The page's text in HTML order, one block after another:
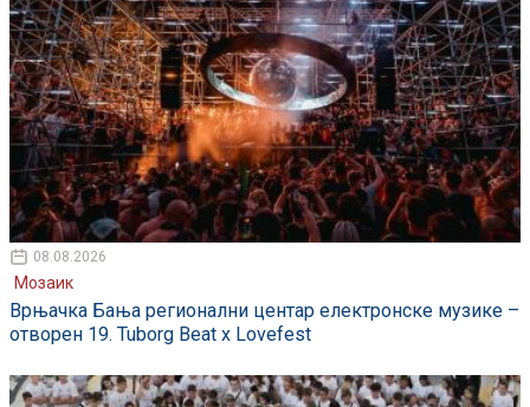
08.08.2026
Мозаик
Врњачка Бања регионални центар електронске музике –
отворен 19. Tuborg Beat x Lovefest